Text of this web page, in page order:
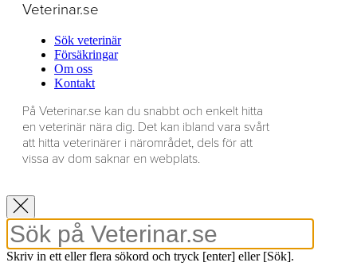
Veterinar.se
Sök veterinär
Försäkringar
Om oss
Kontakt
På Veterinar.se kan du snabbt och enkelt hitta
en veterinär nära dig. Det kan ibland vara svårt
att hitta veterinärer i närområdet, dels för att
vissa av dom saknar en webplats.
Skriv in ett eller flera sökord och tryck [enter] eller [Sök].